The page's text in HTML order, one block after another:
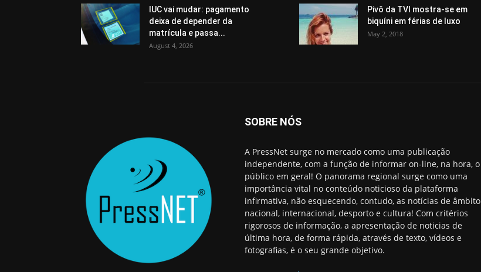
IUC vai mudar: pagamento
deixa de depender da
matrícula e passa...
August 4, 2026
Pivô da TVI mostra-se em
biquíni em férias de luxo
May 2, 2018
SOBRE NÓS
A PressNet surge no mercado como uma publicação
independente, com a função de informar on-line, na hora, o
público em geral! O panorama regional surge como uma
importância vital no conteúdo noticioso da plataforma
infirmativa, não esquecendo, contudo, as notícias de âmbito
nacional, internacional, desporto e cultura! Com critérios
rigorosos de informação, a apresentação de noticias de
última hora, de forma rápida, através de texto, vídeos e
fotografias, é o seu grande objetivo.